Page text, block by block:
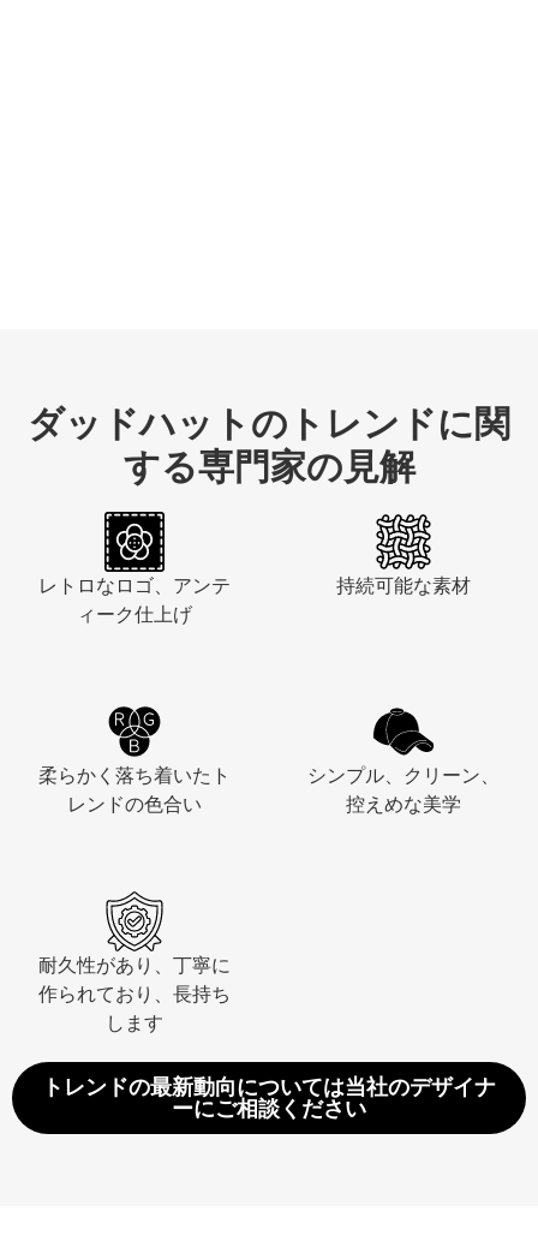
ダッドハットのトレンドに関
する専門家の見解
レトロなロゴ、アンテ
ィーク仕上げ
持続可能な素材
柔らかく落ち着いたト
レンドの色合い
シンプル、クリーン、
控えめな美学
耐久性があり、丁寧に
作られており、長持ち
します
トレンドの最新動向については当社のデザイナ
ーにご相談ください